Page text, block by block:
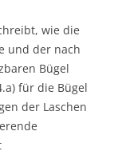
wie die
und der nach
Bügel
für die Bügel
der Laschen